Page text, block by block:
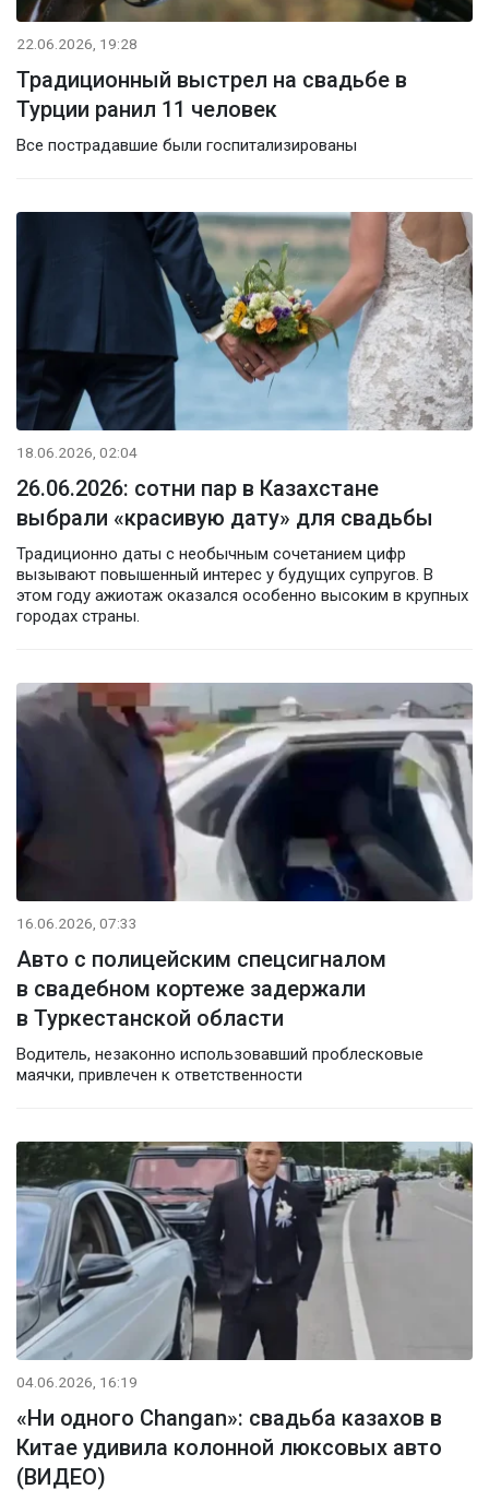
22.06.2026, 19:28
Традиционный выстрел на свадьбе в
Турции ранил 11 человек
Все пострадавшие были госпитализированы
18.06.2026, 02:04
26.06.2026: сотни пар в Казахстане
выбрали «красивую дату» для свадьбы
Традиционно даты с необычным сочетанием цифр
вызывают повышенный интерес у будущих супругов. В
этом году ажиотаж оказался особенно высоким в крупных
городах страны.
16.06.2026, 07:33
Авто с полицейским спецсигналом
в свадебном кортеже задержали
в Туркестанской области
Водитель, незаконно использовавший проблесковые
маячки, привлечен к ответственности
04.06.2026, 16:19
«Ни одного Changan»: свадьба казахов в
Китае удивила колонной люксовых авто
(ВИДЕО)